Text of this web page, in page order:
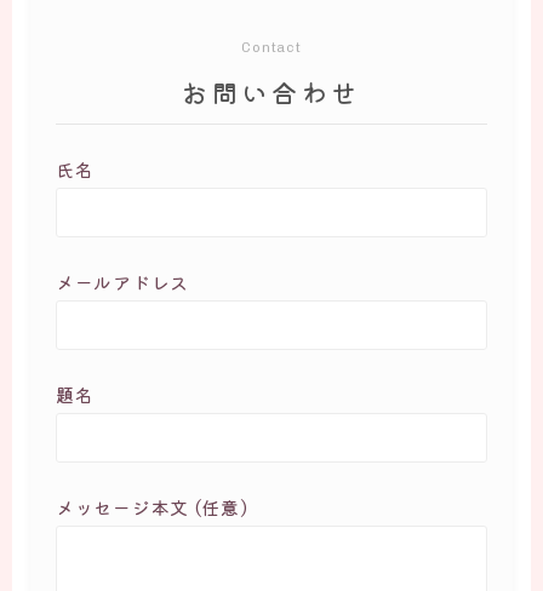
Contact
お問い合わせ
氏名
メールアドレス
題名
メッセージ本文 (任意)